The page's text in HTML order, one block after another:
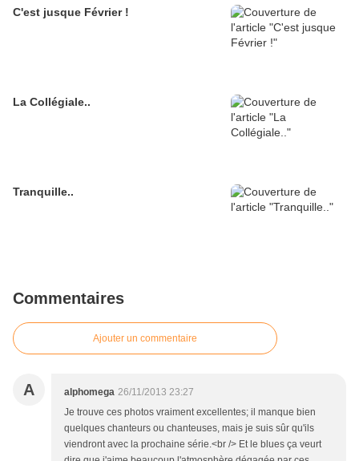
C'est jusque Février !
La Collégiale..
Tranquille..
Commentaires
Ajouter un commentaire
A alphomega 26/11/2013 23:27
Je trouve ces photos vraiment excellentes; il manque bien
quelques chanteurs ou chanteuses, mais je suis sûr qu'ils
viendront avec la prochaine série.<br /> Et le blues ça veurt